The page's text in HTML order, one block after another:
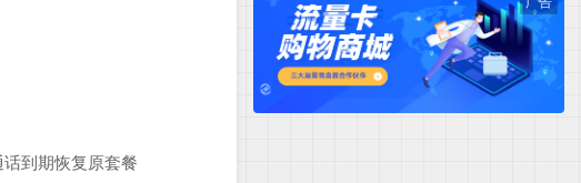
到期恢复原套餐